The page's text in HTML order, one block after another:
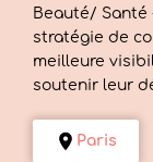
Beauté/ Santé
stratégie de
meilleure
soutenir leur
Paris